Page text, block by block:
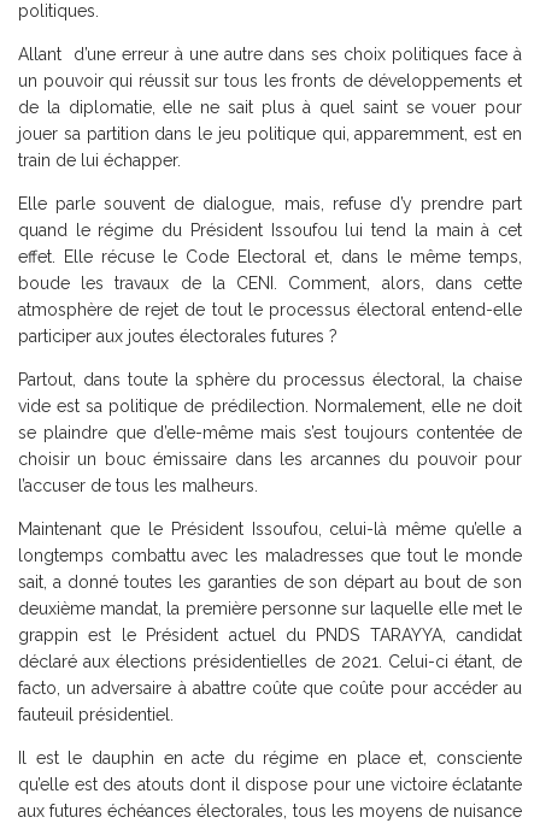
politiques.
Allant d’une erreur à une autre dans ses choix politiques face à
un pouvoir qui réussit sur tous les fronts de développements et
de la diplomatie, elle ne sait plus à quel saint se vouer pour
jouer sa partition dans le jeu politique qui, apparemment, est en
train de lui échapper.
Elle parle souvent de dialogue, mais, refuse d’y prendre part
quand le régime du Président Issoufou lui tend la main à cet
effet. Elle récuse le Code Electoral et, dans le même temps,
boude les travaux de la CENI. Comment, alors, dans cette
atmosphère de rejet de tout le processus électoral entend-elle
participer aux joutes électorales futures ?
Partout, dans toute la sphère du processus électoral, la chaise
vide est sa politique de prédilection. Normalement, elle ne doit
se plaindre que d’elle-même mais s’est toujours contentée de
choisir un bouc émissaire dans les arcannes du pouvoir pour
l’accuser de tous les malheurs.
Maintenant que le Président Issoufou, celui-là même qu’elle a
longtemps combattu avec les maladresses que tout le monde
sait, a donné toutes les garanties de son départ au bout de son
deuxième mandat, la première personne sur laquelle elle met le
grappin est le Président actuel du PNDS TARAYYA, candidat
déclaré aux élections présidentielles de 2021. Celui-ci étant, de
facto, un adversaire à abattre coûte que coûte pour accéder au
fauteuil présidentiel.
Il est le dauphin en acte du régime en place et, consciente
qu’elle est des atouts dont il dispose pour une victoire éclatante
aux futures échéances électorales, tous les moyens de nuisance